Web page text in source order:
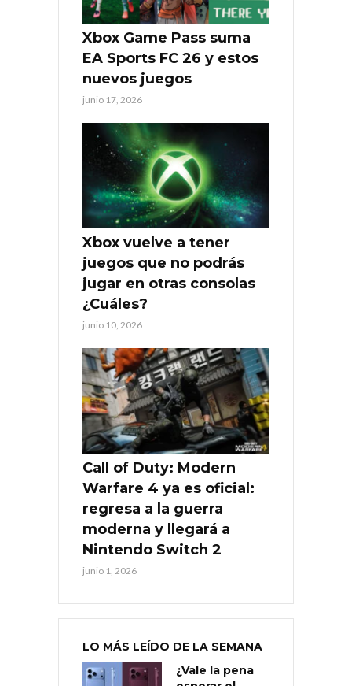
Xbox Game Pass suma
EA Sports FC 26 y estos
nuevos juegos
junio 17, 2026
Xbox vuelve a tener
juegos que no podrás
jugar en otras consolas
¿Cuáles?
junio 10, 2026
Call of Duty: Modern
Warfare 4 ya es oficial:
regresa a la guerra
moderna y llegará a
Nintendo Switch 2
junio 1, 2026
LO MÁS LEÍDO DE LA SEMANA
¿Vale la pena